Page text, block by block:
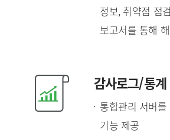
정보, 취약점 점
보고서를 통해
감사로그/통계
통합관리 서버
기능 제공